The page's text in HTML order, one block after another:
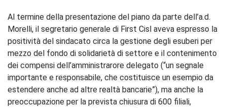
Al termine della presentazione del piano da parte dell’a.d.
Morelli, il segretario generale di First Cisl aveva espresso la
positività del sindacato circa la gestione degli esuberi per
mezzo del fondo di solidarietà di settore e il contenimento
dei compensi dell’amministrarore delegato (“un segnale
importante e responsabile, che costituisce un esempio da
estendere anche ad altre realtà bancarie”), ma anche la
preoccupazione per la prevista chiusura di 600 filiali,